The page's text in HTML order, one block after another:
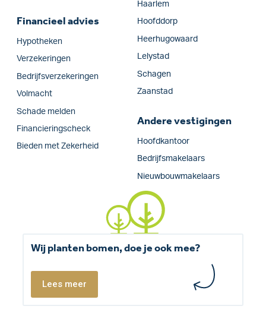
Financieel advies
Hypotheken
Verzekeringen
Bedrijfs­verzekeringen
Volmacht
Schade melden
Financieringscheck
Bieden met Zekerheid
Haarlem
Hoofddorp
Heerhugowaard
Lelystad
Schagen
Zaanstad
Andere vestigingen
Hoofdkantoor
Bedrijfsmakelaars
Nieuwbouwmakelaars
Wij planten bomen, doe je ook mee?
Lees meer